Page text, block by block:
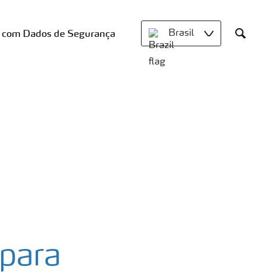
Dados de Segurança Brasil
Search